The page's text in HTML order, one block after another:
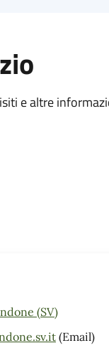
e altre
(SV)
(Email)